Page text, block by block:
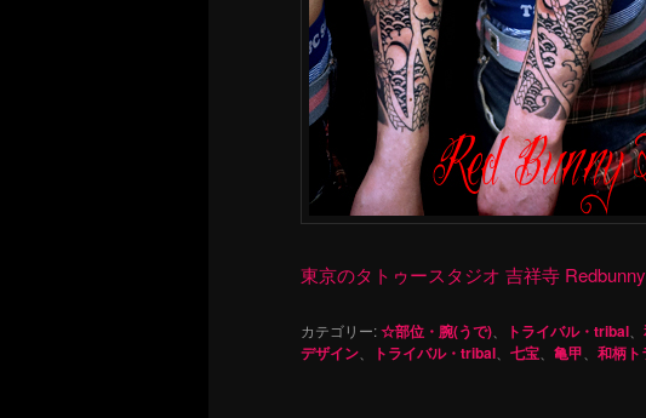
東京のタトゥースタジオ 吉祥寺
カテゴリー:☆部位・腕(うで) トライバル・tribal
デザイン
トライバル・tribal 七宝 亀甲 和柄ト